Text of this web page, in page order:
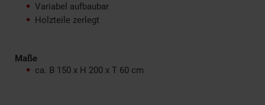
Variabel aufbaubar
Holzteile zerlegt
Maße
ca. B 150 x H 200 x T 60 cm